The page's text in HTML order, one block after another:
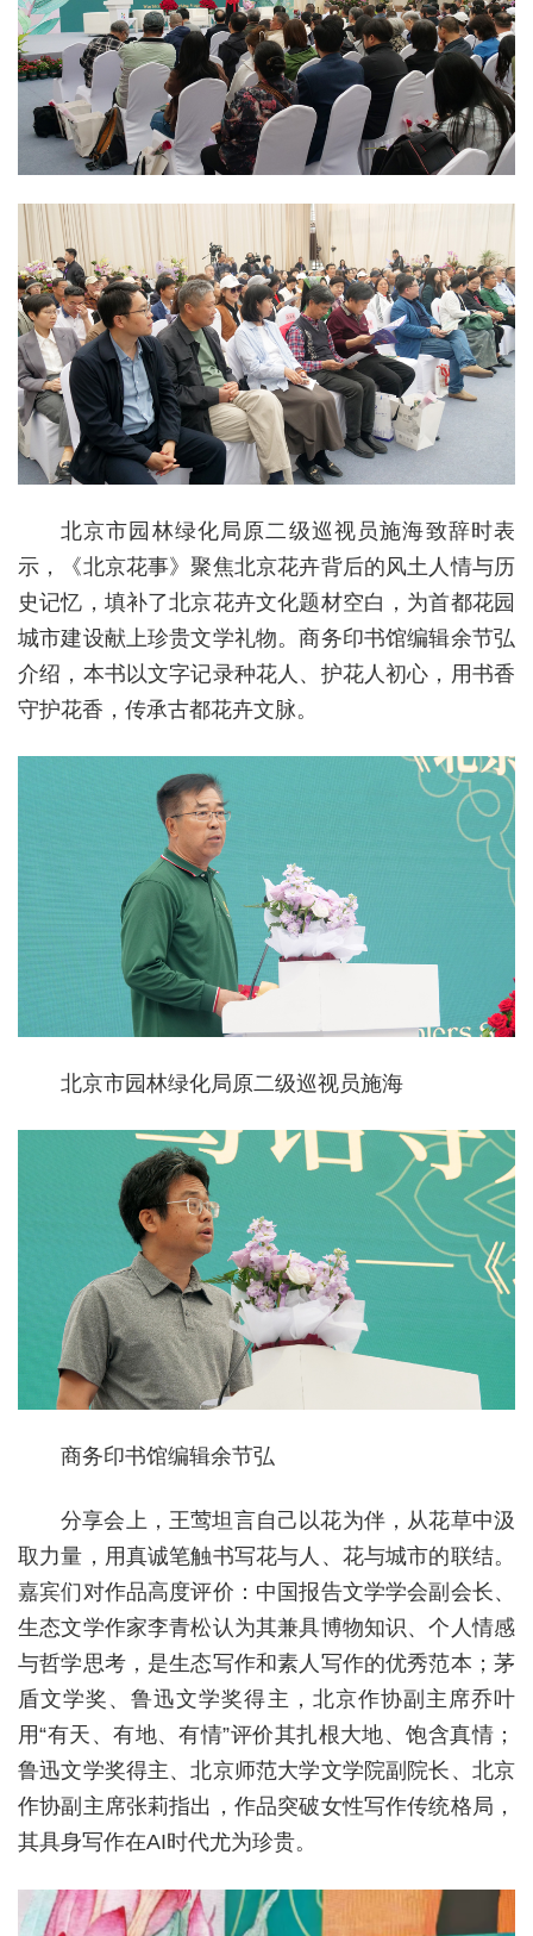
北京市园林绿化局原二级巡视员施海致辞时表
示，《北京花事》聚焦北京花卉背后的风土人情与历
史记忆，填补了北京花卉文化题材空白，为首都花园
城市建设献上珍贵文学礼物。商务印书馆编辑余节弘
介绍，本书以文字记录种花人、护花人初心，用书香
守护花香，传承古都花卉文脉。
北京市园林绿化局原二级巡视员施海
商务印书馆编辑余节弘
分享会上，王莺坦言自己以花为伴，从花草中汲
取力量，用真诚笔触书写花与人、花与城市的联结。
嘉宾们对作品高度评价：中国报告文学学会副会长、
生态文学作家李青松认为其兼具博物知识、个人情感
与哲学思考，是生态写作和素人写作的优秀范本；茅
盾文学奖、鲁迅文学奖得主，北京作协副主席乔叶
用“有天、有地、有情”评价其扎根大地、饱含真情；
鲁迅文学奖得主、北京师范大学文学院副院长、北京
作协副主席张莉指出，作品突破女性写作传统格局，
其具身写作在AI时代尤为珍贵。